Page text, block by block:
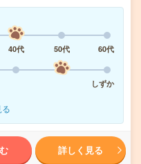
40代 50代
60代
しずか
詳しく見る